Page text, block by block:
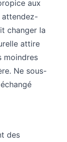
aux
attendez-
changer la
attire
moindres
Ne sous-
des